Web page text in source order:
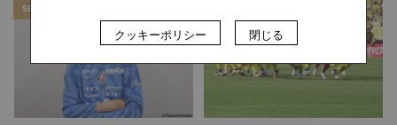
SPECIAL
クッキーポリシー 閉じる